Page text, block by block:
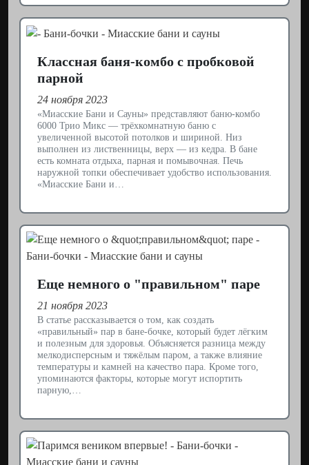
Классная баня-комбо с пробковой
парной
24 ноября 2023
«Миасские Бани и Сауны» представляют баню-комбо
6000 Трио Микс — трёхкомнатную баню с
увеличенной высотой потолков и шириной. Низ
выполнен из лиственницы, верх — из кедра. В бане
есть комната отдыха, парная и помывочная. Печь
наружной топки обеспечивает удобство использования.
«Миасские Бани и…
Еще немного о "правильном" паре
21 ноября 2023
В статье рассказывается о том, как создать
«правильный» пар в бане-бочке, который будет лёгким
и полезным для здоровья. Объясняется разница между
мелкодисперсным и тяжёлым паром, а также влияние
температуры и камней на качество пара. Кроме того,
упоминаются факторы, которые могут испортить
парную,…